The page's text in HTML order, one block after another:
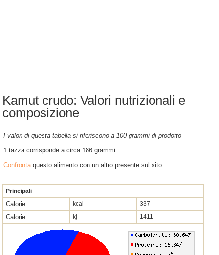
Kamut crudo: Valori nutrizionali e
composizione
I valori di questa tabella si riferiscono a 100 grammi di prodotto
1 tazza corrisponde a circa 186 grammi
Confrontaquesto alimento con un altro presente sul sito
Principali
Calorie kcal 337
Calorie kj 1411